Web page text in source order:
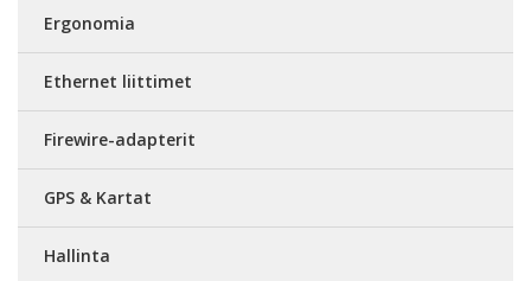
Ergonomia
Ethernet liittimet
Firewire-adapterit
GPS & Kartat
Hallinta